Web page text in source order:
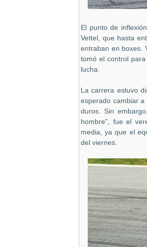
El punto de
Vettel, que hasta
entraban en boxes.
tomó el control
lucha.
La carrera estuvo
esperado cambiar
duros. Sin
hombre", fue el
media, ya que el
del viernes.